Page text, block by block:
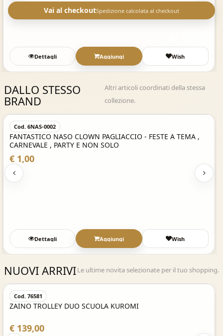
Vai al checkoutSpedizione calcolata al checkout
Dettagli Aggiungi Wish
DALLO STESSO
BRAND
Altri articoli coordinati della stessa
collezione.
Acquisto Veloce
Cod. 6NAS-0002
FANTASTICO NASO CLOWN PAGLIACCIO - FESTE A TEMA ,
CARNEVALE , PARTY E NON SOLO
€ 1,00
Dettagli Aggiungi Wish
NUOVI ARRIVILe ultime novita selezionate per il tuo shopping.
Acquisto Veloce
Cod. 76581
ZAINO TROLLEY DUO SCUOLA KUROMI
€ 139,00